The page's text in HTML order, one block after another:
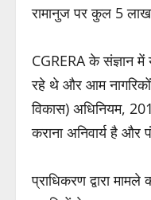
रामानुज पर कुल 5 लाख
CGRERA के संज्ञान में
रहे थे और आम
विकास) अधिनियम,
कराना अनिवार्य है
प्राधिकरण द्वारा